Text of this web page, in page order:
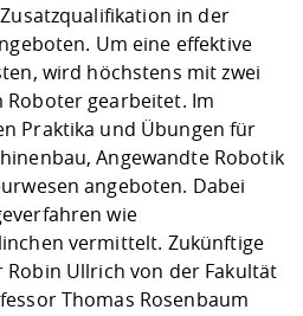
in der
Um eine effektive
wird höchstens mit zwei
gearbeitet. Im
Praktika und Übungen für
Angewandte Robotik
angeboten. Dabei
wie
vermittelt. Zukünftige
Robin Ullrich von der Fakultät
Thomas Rosenbaum